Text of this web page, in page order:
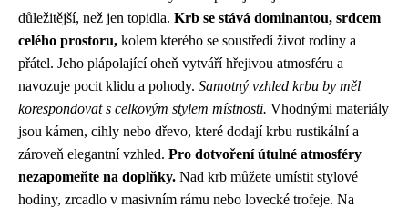
důležitější, než jen topidla. Krb se stává dominantou, srdcem
celého prostoru, kolem kterého se soustředí život rodiny a
přátel. Jeho plápolající oheň vytváří hřejivou atmosféru a
navozuje pocit klidu a pohody. Samotný vzhled krbu by měl
korespondovat s celkovým stylem místnosti. Vhodnými materiály
jsou kámen, cihly nebo dřevo, které dodají krbu rustikální a
zároveň elegantní vzhled. Pro dotvoření útulné atmosféry
nezapomeňte na doplňky. Nad krb můžete umístit stylové
hodiny, zrcadlo v masivním rámu nebo lovecké trofeje. Na